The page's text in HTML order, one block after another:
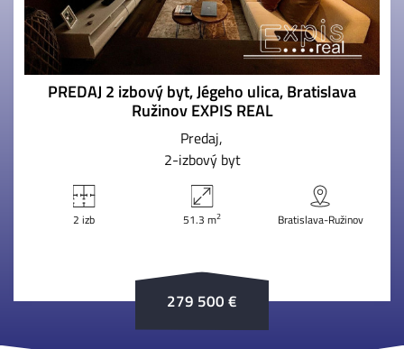
PREDAJ 2 izbový byt, Jégeho ulica, Bratislava
Ružinov EXPIS REAL
Predaj
2-izbový byt
2 izb 51.3 m2 Bratislava-Ružinov
279 500 €